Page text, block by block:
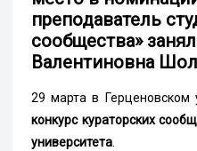
преподаватель
сообщества»
Валентиновна
29 марта в Герценовском
конкурс кураторских
университета